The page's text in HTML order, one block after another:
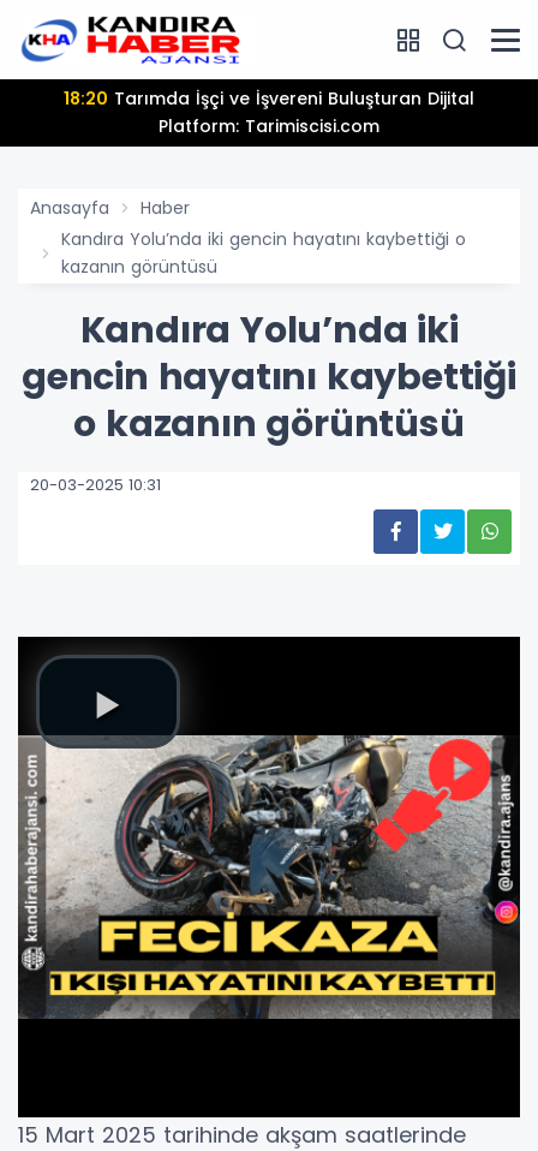
18:20
Platform: Tarimiscisi.com
Anasayfa
Haber
Kandıra Yolu’nda iki gencin hayatını kaybettiği o
kazanın görüntüsü
Kandıra Yolu’nda iki
gencin hayatını kaybettiği
o kazanın görüntüsü
20-03-2025 10:31
15 Mart 2025 tarihinde akşam saatlerinde